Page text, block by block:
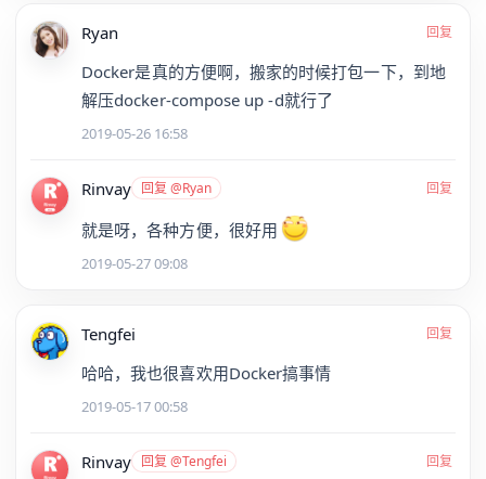
Ryan 回复
Docker是真的方便啊，搬家的时候打包一下，到地
解压docker-compose up -d就行了
2019-05-26 16:58
Rinvay 回复 @Ryan 回复
就是呀，各种方便，很好用
2019-05-27 09:08
Tengfei 回复
哈哈，我也很喜欢用Docker搞事情
2019-05-17 00:58
Rinvay 回复 @Tengfei 回复